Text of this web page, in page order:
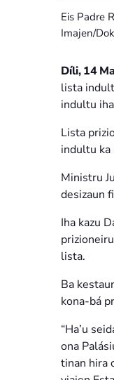
Eis Padre
Imajen/Dok
Díli, 14
lista
indultu
Lista
indultu ka
Ministru
desizaun
Iha kazu
lista.
Ba
kona-bá
“Ha’u
ona
tinan hira